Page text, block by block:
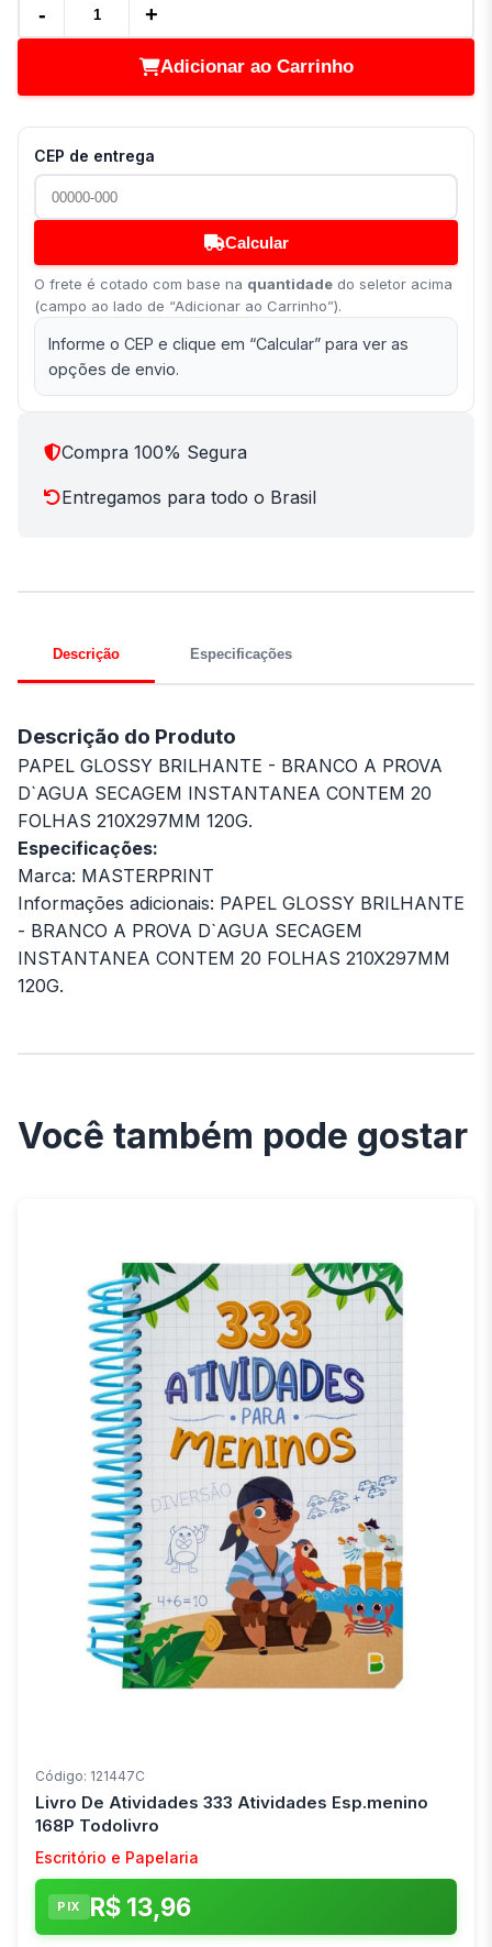
- +
Adicionar ao Carrinho
CEP de entrega
Calcular
O frete é cotado com base na quantidade do seletor acima
(campo ao lado de “Adicionar ao Carrinho”).
Informe o CEP e clique em “Calcular” para ver as
opções de envio.
Compra 100% Segura
Entregamos para todo o Brasil
Descrição Especificações
Descrição do Produto
PAPEL GLOSSY BRILHANTE - BRANCO A PROVA
D`AGUA SECAGEM INSTANTANEA CONTEM 20
FOLHAS 210X297MM 120G.
Especificações:
Marca: MASTERPRINT
Informações adicionais: PAPEL GLOSSY BRILHANTE
- BRANCO A PROVA D`AGUA SECAGEM
INSTANTANEA CONTEM 20 FOLHAS 210X297MM
120G.
Você também pode gostar
Código: 121447C
Livro De Atividades 333 Atividades Esp.menino
168P Todolivro
Escritório e Papelaria
PIX R$ 13,96